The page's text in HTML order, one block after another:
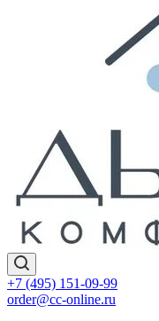
+7 (495) 151-09-99
order@cc-online.ru